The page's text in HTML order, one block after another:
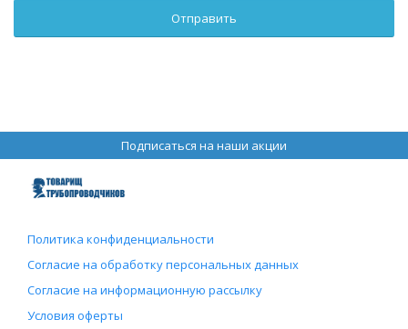
Подписаться на наши акции
Политика конфиденциальности
Согласие на обработку персональных данных
Согласие на информационную рассылку
Условия оферты